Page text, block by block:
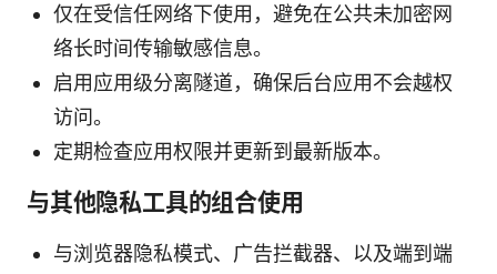
仅在受信任网络下使用，避免在公共未加密网
络长时间传输敏感信息。
启用应用级分离隧道，确保后台应用不会越权
访问。
定期检查应用权限并更新到最新版本。
与其他隐私工具的组合使用
与浏览器隐私模式、广告拦截器、以及端到端